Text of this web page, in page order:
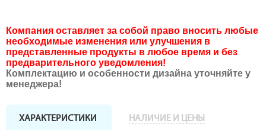
Компания оставляет за собой право вносить любые
необходимые изменения или улучшения в
представленные продукты в любое время и без
предварительного уведомления!
Комплектацию и особенности дизайна уточняйте у
менеджера!
ХАРАКТЕРИСТИКИ НАЛИЧИЕ И ЦЕНЫ